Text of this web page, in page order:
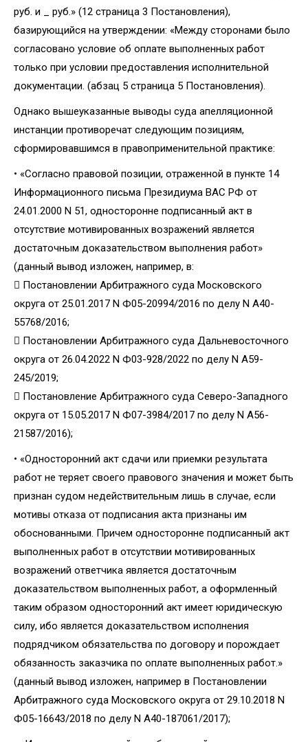
руб. и _ руб.» (12 страница 3 Постановления),
базирующийся на утверждении: «Между сторонами было
согласовано условие об оплате выполненных работ
только при условии предоставления исполнительной
документации. (абзац 5 страница 5 Постановления).
Однако вышеуказанные выводы суда апелляционной
инстанции противоречат следующим позициям,
сформировавшимся в правоприменительной практике:
• «Согласно правовой позиции, отраженной в пункте 14
Информационного письма Президиума ВАС РФ от
24.01.2000 N 51, односторонне подписанный акт в
отсутствие мотивированных возражений является
достаточным доказательством выполнения работ»
(данный вывод изложен, например, в:
 Постановлении Арбитражного суда Московского
округа от 25.01.2017 N Ф05-20994/2016 по делу N А40-
55768/2016;
 Постановлении Арбитражного суда Дальневосточного
округа от 26.04.2022 N Ф03-928/2022 по делу N А59-
245/2019;
 Постановление Арбитражного суда Северо-Западного
округа от 15.05.2017 N Ф07-3984/2017 по делу N А56-
21587/2016);
• «Односторонний акт сдачи или приемки результата
работ не теряет своего правового значения и может быть
признан судом недействительным лишь в случае, если
мотивы отказа от подписания акта признаны им
обоснованными. Причем односторонне подписанный акт
выполненных работ в отсутствии мотивированных
возражений ответчика является достаточным
доказательством выполненных работ, а оформленный
таким образом односторонний акт имеет юридическую
силу, ибо является доказательством исполнения
подрядчиком обязательства по договору и порождает
обязанность заказчика по оплате выполненных работ.»
(данный вывод изложен, например в Постановлении
Арбитражного суда Московского округа от 29.10.2018 N
Ф05-16643/2018 по делу N А40-187061/2017);